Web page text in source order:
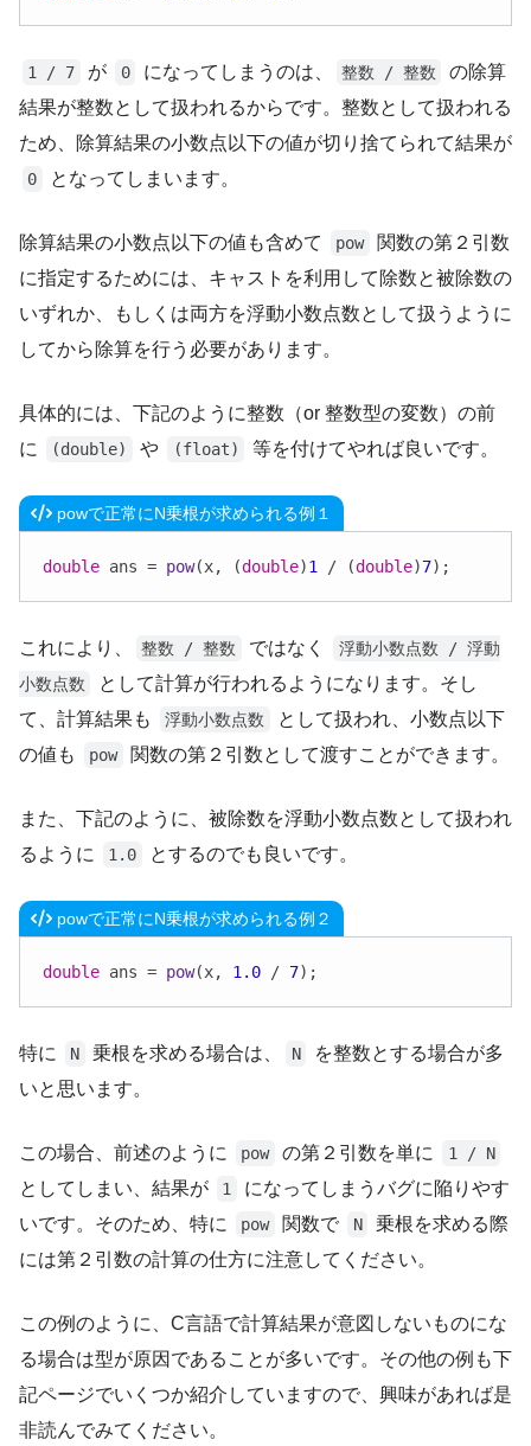
1 / 7 が 0 になってしまうのは、 整数 / 整数
の除算
結果が整数として扱われるからです。整数として扱われる
ため、除算結果の小数点以下の値が切り捨てられて結果が
0 となってしまいます。
除算結果の小数点以下の値も含めて pow
関数の第２引数
に指定するためには、キャストを利用して除数と被除数の
いずれか、もしくは両方を浮動小数点数として扱うように
してから除算を行う必要があります。
具体的には、下記のように整数（or 整数型の変数）の前
に
(double) や (float) 等を付けてやれば良いです。
powで正常にN乗根が求められる例１
double ans = pow(x, (double)1 / (double)7);
これにより、 整数 / 整数 ではなく
浮動小数点数 / 浮動
小数点数
として計算が行われるようになります。そし
て、計算結果も
浮動小数点数
として扱われ、小数点以下
の値も
pow 関数の第２引数として渡すことができます。
また、下記のように、被除数を浮動小数点数として扱われ
るように
1.0 とするのでも良いです。
powで正常にN乗根が求められる例２
double ans = pow(x, 1.0 / 7);
特に N 乗根を求める場合は、 N
を整数とする場合が多
いと思います。
この場合、前述のように pow の第２引数を単に 1 / N
としてしまい、結果が 1
になってしまうバグに陥りやす
いです。そのため、特に
pow 関数で N
乗根を求める際
には第２引数の計算の仕方に注意してください。
この例のように、C言語で計算結果が意図しないものにな
る場合は型が原因であることが多いです。その他の例も下
記ページでいくつか紹介していますので、興味があれば是
非読んでみてください。